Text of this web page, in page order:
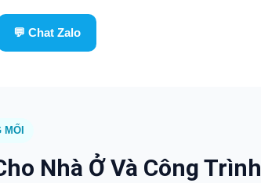
💬 Chat Zalo
MỐI
Nhà Ở Và Công Trình